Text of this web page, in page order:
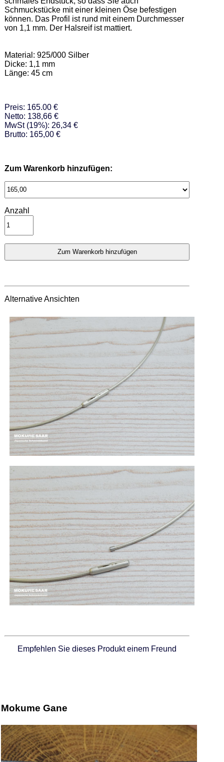
Schmuckstücke mit einer kleinen Öse befestigen
können. Das Profil ist rund mit einem Durchmesser
von 1,1 mm. Der Halsreif ist mattiert.
Material: 925/000 Silber
Dicke: 1,1 mm
Länge: 45 cm
Preis: 165.00 €
Netto: 138,66 €
MwSt (19%): 26,34 €
Brutto: 165,00 €
Zum Warenkorb hinzufügen:
Anzahl
Alternative Ansichten
Empfehlen Sie dieses Produkt einem Freund
Mokume Gane